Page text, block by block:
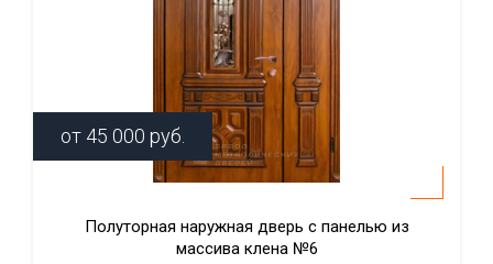
от 45 000 руб.
Полуторная наружная дверь с панелью из
массива клена №6